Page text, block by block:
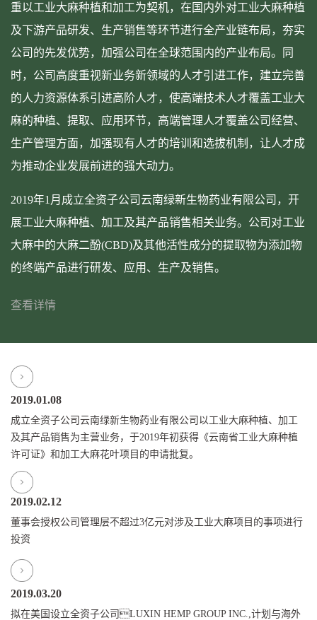
重以工业大麻种植和加工为契机，在国内外对工业大麻种植
及下游产品研发、生产销售等环节进行全产业链布局，夯实
公司的先发优势，加强公司在全球范围内的产业布局。同
时，公司高度重视新业务新领域的人才引进工作，建立完善
的人力资源体系引进高阶人才，使高端技术人才覆盖工业大
麻的种植、提取、应用环节，高端管理人才覆盖公司经营、
生产管理方面，加强现有人才的培训和选拔机制，让人才成
为推动企业发展前进的强大动力。
2019年1月成立全资子公司云南绿新生物药业有限公司，开
展工业大麻种植、加工及其产品销售相关业务。公司对工业
大麻中的大麻二酚(CBD)及其他活性成分的提取物为添加物
的终端产品进行研发、应用、生产及销售。
查看详情
2019.01.08
成立全资子公司云南绿新生物药业有限公司以工业大麻种植、加工
及其产品销售为主营业务，于2019年初获得《云南省工业大麻种植
许可证》和加工大麻花叶项目的申请批复。
2019.02.12
董事会授权公司管理层不超过3亿元对涉及工业大麻项目的事项进行
投资
2019.03.20
拟在美国设立全资子公司LUXIN HEMP GROUP INC.,计划与海外